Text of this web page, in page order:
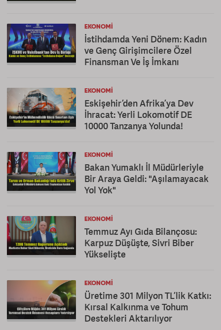
EKONOMI
İstihdamda Yeni Dönem: Kadın
ve Genç Girişimcilere Özel
Finansman Ve İş İmkanı
EKONOMI
Eskişehir’den Afrika’ya Dev
İhracat: Yerli Lokomotif DE
10000 Tanzanya Yolunda!
EKONOMI
Bakan Yumaklı İl Müdürleriyle
Bir Araya Geldi: "Aşılamayacak
Yol Yok"
EKONOMI
Temmuz Ayı Gıda Bilançosu:
Karpuz Düşüşte, Sivri Biber
Yükselişte
EKONOMI
Üretime 301 Milyon TL’lik Katkı:
Kırsal Kalkınma ve Tohum
Destekleri Aktarılıyor